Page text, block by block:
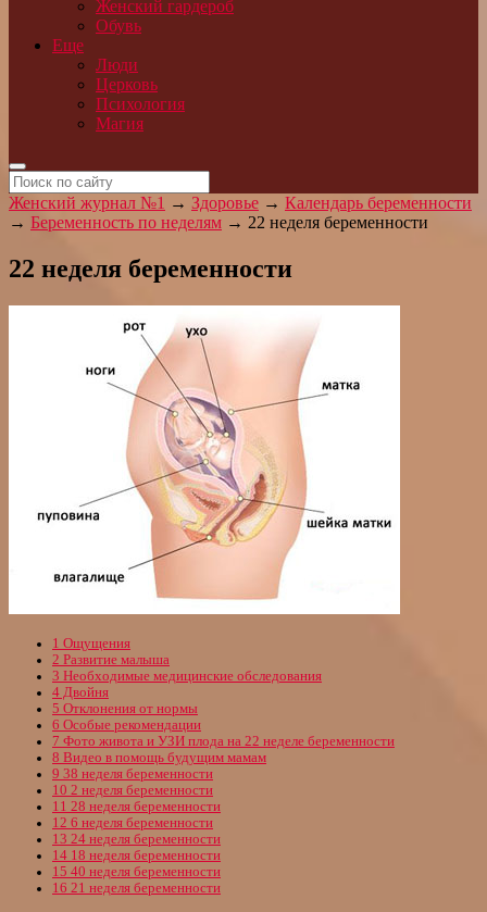
Женский гардероб
Обувь
Еще
Люди
Церковь
Психология
Магия
Женский журнал №1 → Здоровье → Календарь беременности
→ Беременность по неделям → 22 неделя беременности
22 неделя беременности
1 Ощущения
2 Развитие малыша
3 Необходимые медицинские обследования
4 Двойня
5 Отклонения от нормы
6 Особые рекомендации
7 Фото живота и УЗИ плода на 22 неделе беременности
8 Видео в помощь будущим мамам
9 38 неделя беременности
10 2 неделя беременности
11 28 неделя беременности
12 6 неделя беременности
13 24 неделя беременности
14 18 неделя беременности
15 40 неделя беременности
16 21 неделя беременности